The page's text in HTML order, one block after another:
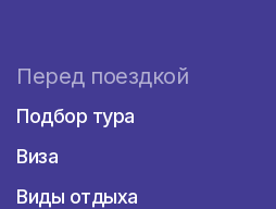
Перед поездкой
Подбор тура
Виза
Виды отдыха